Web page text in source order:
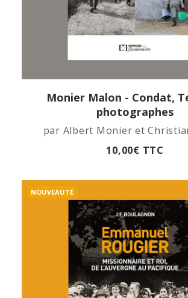
APERÇU RAPIDE
Monier Malon - Condat,
photographes
par Albert Monier et
10,00€ TTC
NOUVEAUTÉ